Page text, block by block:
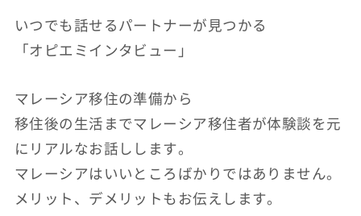
いつでも話せるパートナーが見つかる
「オピエミインタビュー」
マレーシア移住の準備から
移住後の生活までマレーシア移住者が体験談を元
にリアルなお話しします。
マレーシアはいいところばかりではありません。
メリット、デメリットもお伝えします。